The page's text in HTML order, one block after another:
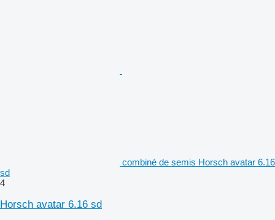
combiné de semis Horsch avatar 6.16
sd
4
Horsch avatar 6.16 sd